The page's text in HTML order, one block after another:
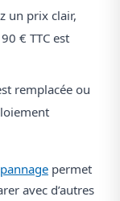
un prix clair,
€ TTC est
remplacée ou
permet
avec d’autres